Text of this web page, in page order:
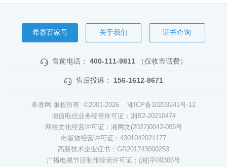
希赛百家号 关于我们 证书查询
售前电话： 400-111-9811 （仅收市话费）
售后投诉： 156-1612-8671
希赛网 版权所有 ©2001-2026 湘ICP备10203241号-12
增值电信业务经营许可证：湘B2-20210474
网络文化经营许可证：湘网文(2022)0042-005号
出版物经营许可证：4301042021177
高新技术企业证书：GR201743000253
广播电视节目制作经营许可证：(湘)字00306号